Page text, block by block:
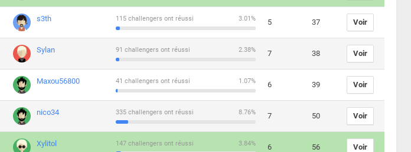
s3th 3.01%
115 challengers ont réussi 5 37 Voir
Sylan 2.38%
91 challengers ont réussi 7 38 Voir
Maxou56800 1.07%
41 challengers ont réussi 6 39 Voir
nico34 8.76%
335 challengers ont réussi 7 50 Voir
Xylitol 3.84%
147 challengers ont réussi 6 56 Voir